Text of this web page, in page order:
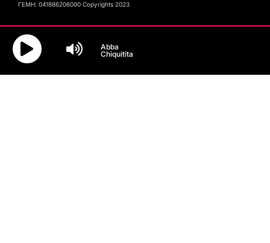
ΓΕΜΗ: 041886206000 Copyrights 2023
Abba
Chiquitita